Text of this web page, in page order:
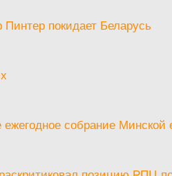
Пинтер покидает Беларусь
собрание